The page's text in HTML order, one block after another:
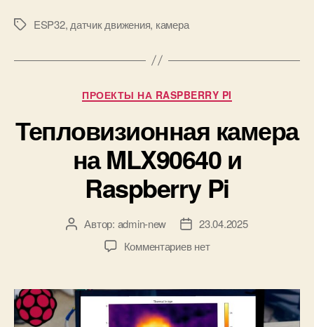
P
t
o
n
д
т
и
а
п
о
о
P
M
М
ESP32, датчик движения, камера
Р
у
б
р
и
к
и
ПРОЕКТЫ НА RASPBERRY PI
Тепловизионная камера
на MLX90640 и
Raspberry Pi
А
р
з
а
Автор: admin-new
Д
т
з
а
п
23.04.2025
Комментариевк
п
и
с
нет